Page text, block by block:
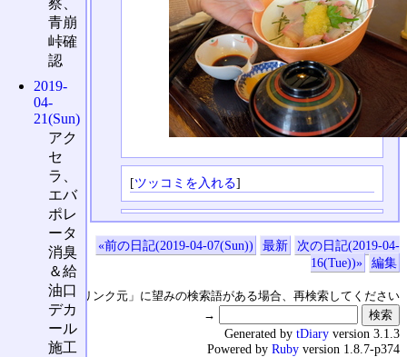
[ツッコミを入れる]
«前の日記(2019-04-07(Sun)) 最新
次の日記(2019-04-
16(Tue))»
編集
↑の「本日のリンク元」に望みの検索語がある場合、再検索してください
→
察、
青崩
峠確
認
2019-
04-
21(Sun)
アク
セ
ラ、
エバ
ポレ
ータ
消臭
＆給
油口
デカ
ール
施工
Generated by tDiary version 3.1.3
Powered by Ruby version 1.8.7-p374